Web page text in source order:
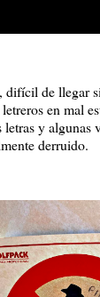
difícil de llegar
en mal
y algunas
derruido.